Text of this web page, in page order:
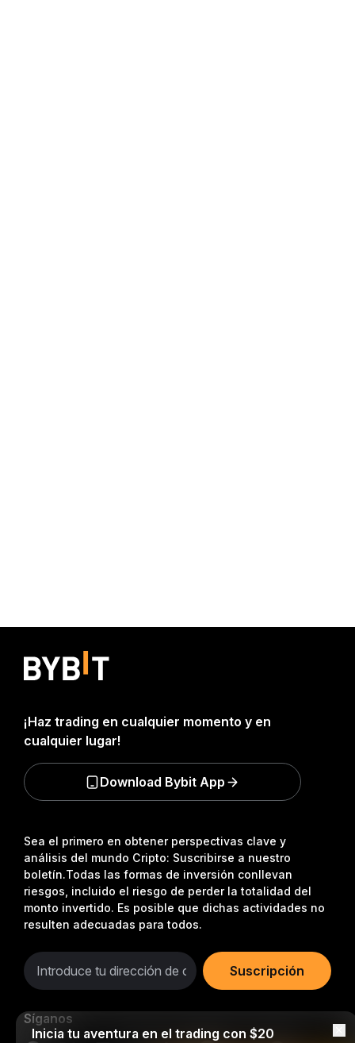
Sea el primero en obtener perspectivas clave y
análisis del mundo Cripto: Suscribirse a nuestro
boletín.Todas las formas de inversión conllevan
riesgos, incluido el riesgo de perder la totalidad del
monto invertido. Es posible que dichas actividades no
resulten adecuadas para todos.
Suscripción
Síganos
¡Haz trading en cualquier momento y en
cualquier lugar!
Download Bybit App
Inicia tu aventura en el trading con $20